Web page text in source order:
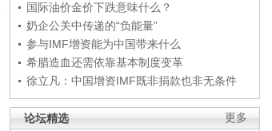
国际油价金价下跌意味什么？
奶企公关中传递的“负能量”
参与IMF增资能为中国带来什么
希腊造血还需依靠基本制度变革
徐立凡：中国增资IMF既非捐款也非无条件
更多
论坛精选